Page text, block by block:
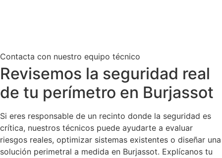
Contacta con nuestro equipo técnico
Revisemos la seguridad real
de tu perímetro en Burjassot
Si eres responsable de un recinto donde la seguridad es
crítica, nuestros técnicos puede ayudarte a evaluar
riesgos reales, optimizar sistemas existentes o diseñar una
solución perimetral a medida en Burjassot. Explícanos tu